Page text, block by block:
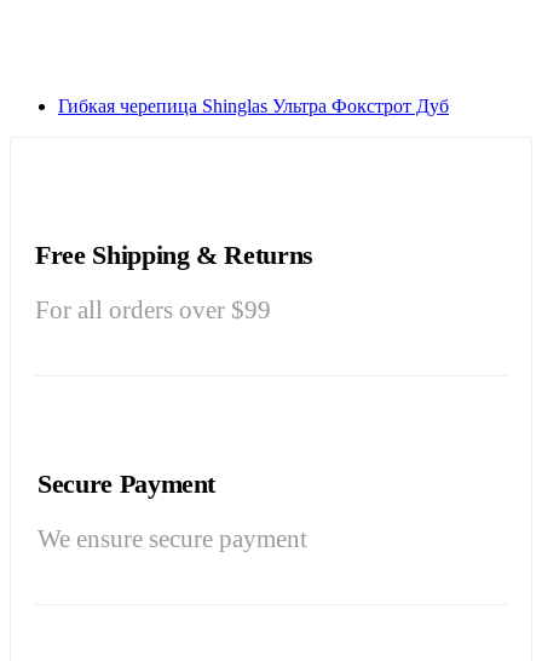
Гибкая черепица Shinglas Ультра Фокстрот Дуб
Free Shipping & Returns
For all orders over $99
Secure Payment
We ensure secure payment